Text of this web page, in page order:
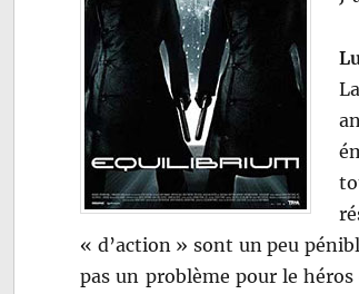
« d’action » sont un peu
pas un problème pour le